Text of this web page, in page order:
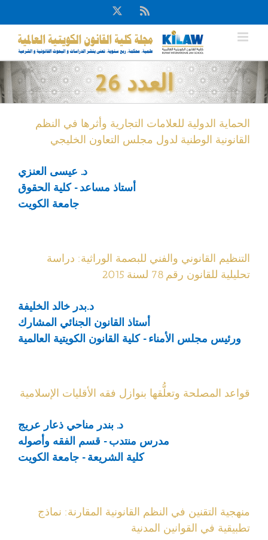
to
content
Rss
X
العدد 26
الحماية الدولية للعلامات التجارية وأثرها في النظم
القانونية الوطنية لدول مجلس التعاون الخليجي
د. عيسى العنزي
أستاذ مساعد - كلية الحقوق
جامعة الكويت
التنظيم القانوني والفني للبصمة الوراثية: دراسة
تحليلية للقانون رقم 78 لسنة 2015
د.بدر خالد الخليفة
أستاذ القانون الجنائي المشارك
ورئيس مجلس الأمناء - كلية القانون الكويتية العالمية
قواعد المصلحة وتعلُّقها بنوازل فقه الأقليات الإسلامية
د. بندر مناحي ذعار عريج
مدرس منتدب - قسم الفقه وأصوله
كلية الشريعة - جامعة الكويت
منهجية التقنين في النظم القانونية المقارنة: نماذج
تطبيقية في القوانين المدنية